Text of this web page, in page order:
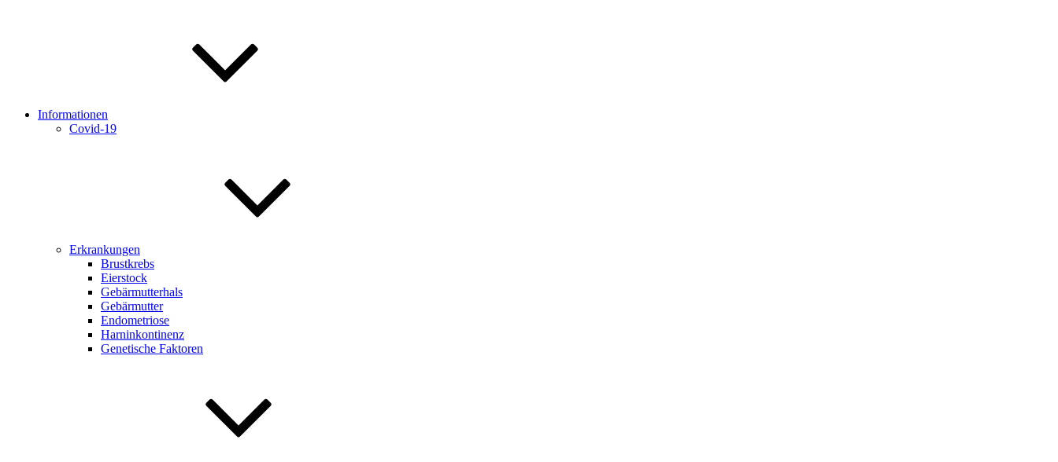
Informationen
Covid-19
Erkrankungen
Brustkrebs
Eierstock
Gebärmutterhals
Gebärmutter
Endometriose
Harninkontinenz
Genetische Faktoren